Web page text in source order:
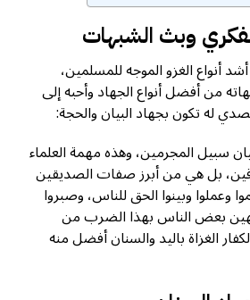
وبث الشبهات
أنواع الغزو الموجه للمسلمين،
من أفضل أنواع الجهاد وأحبه إلى
له تكون بجهاد البيان والحجة:
سبيل المجرمين، وهذه مهمة العلماء
بل هي من أبرز صفات الصديقين
وعملوا وبينوا الحق للناس، وصبروا
بعض الناس بهذا الضرب من
الغزاة باليد والسنان أفضل منه